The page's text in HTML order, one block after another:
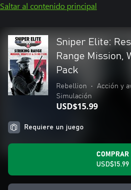
Saltar al contenido principal
Sniper Elite:
Range Mission,
Pack
Rebellion • Acción y
Simulación
USD$15.99
Requiere un juego
COMPRAR
USD$15.99